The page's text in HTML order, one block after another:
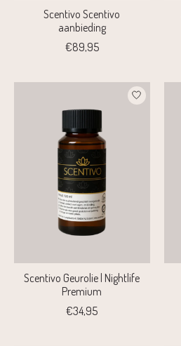
Scentivo Scentivo
aanbieding
€89,95
Scentivo Geurolie | Nightlife
Premium
€34,95